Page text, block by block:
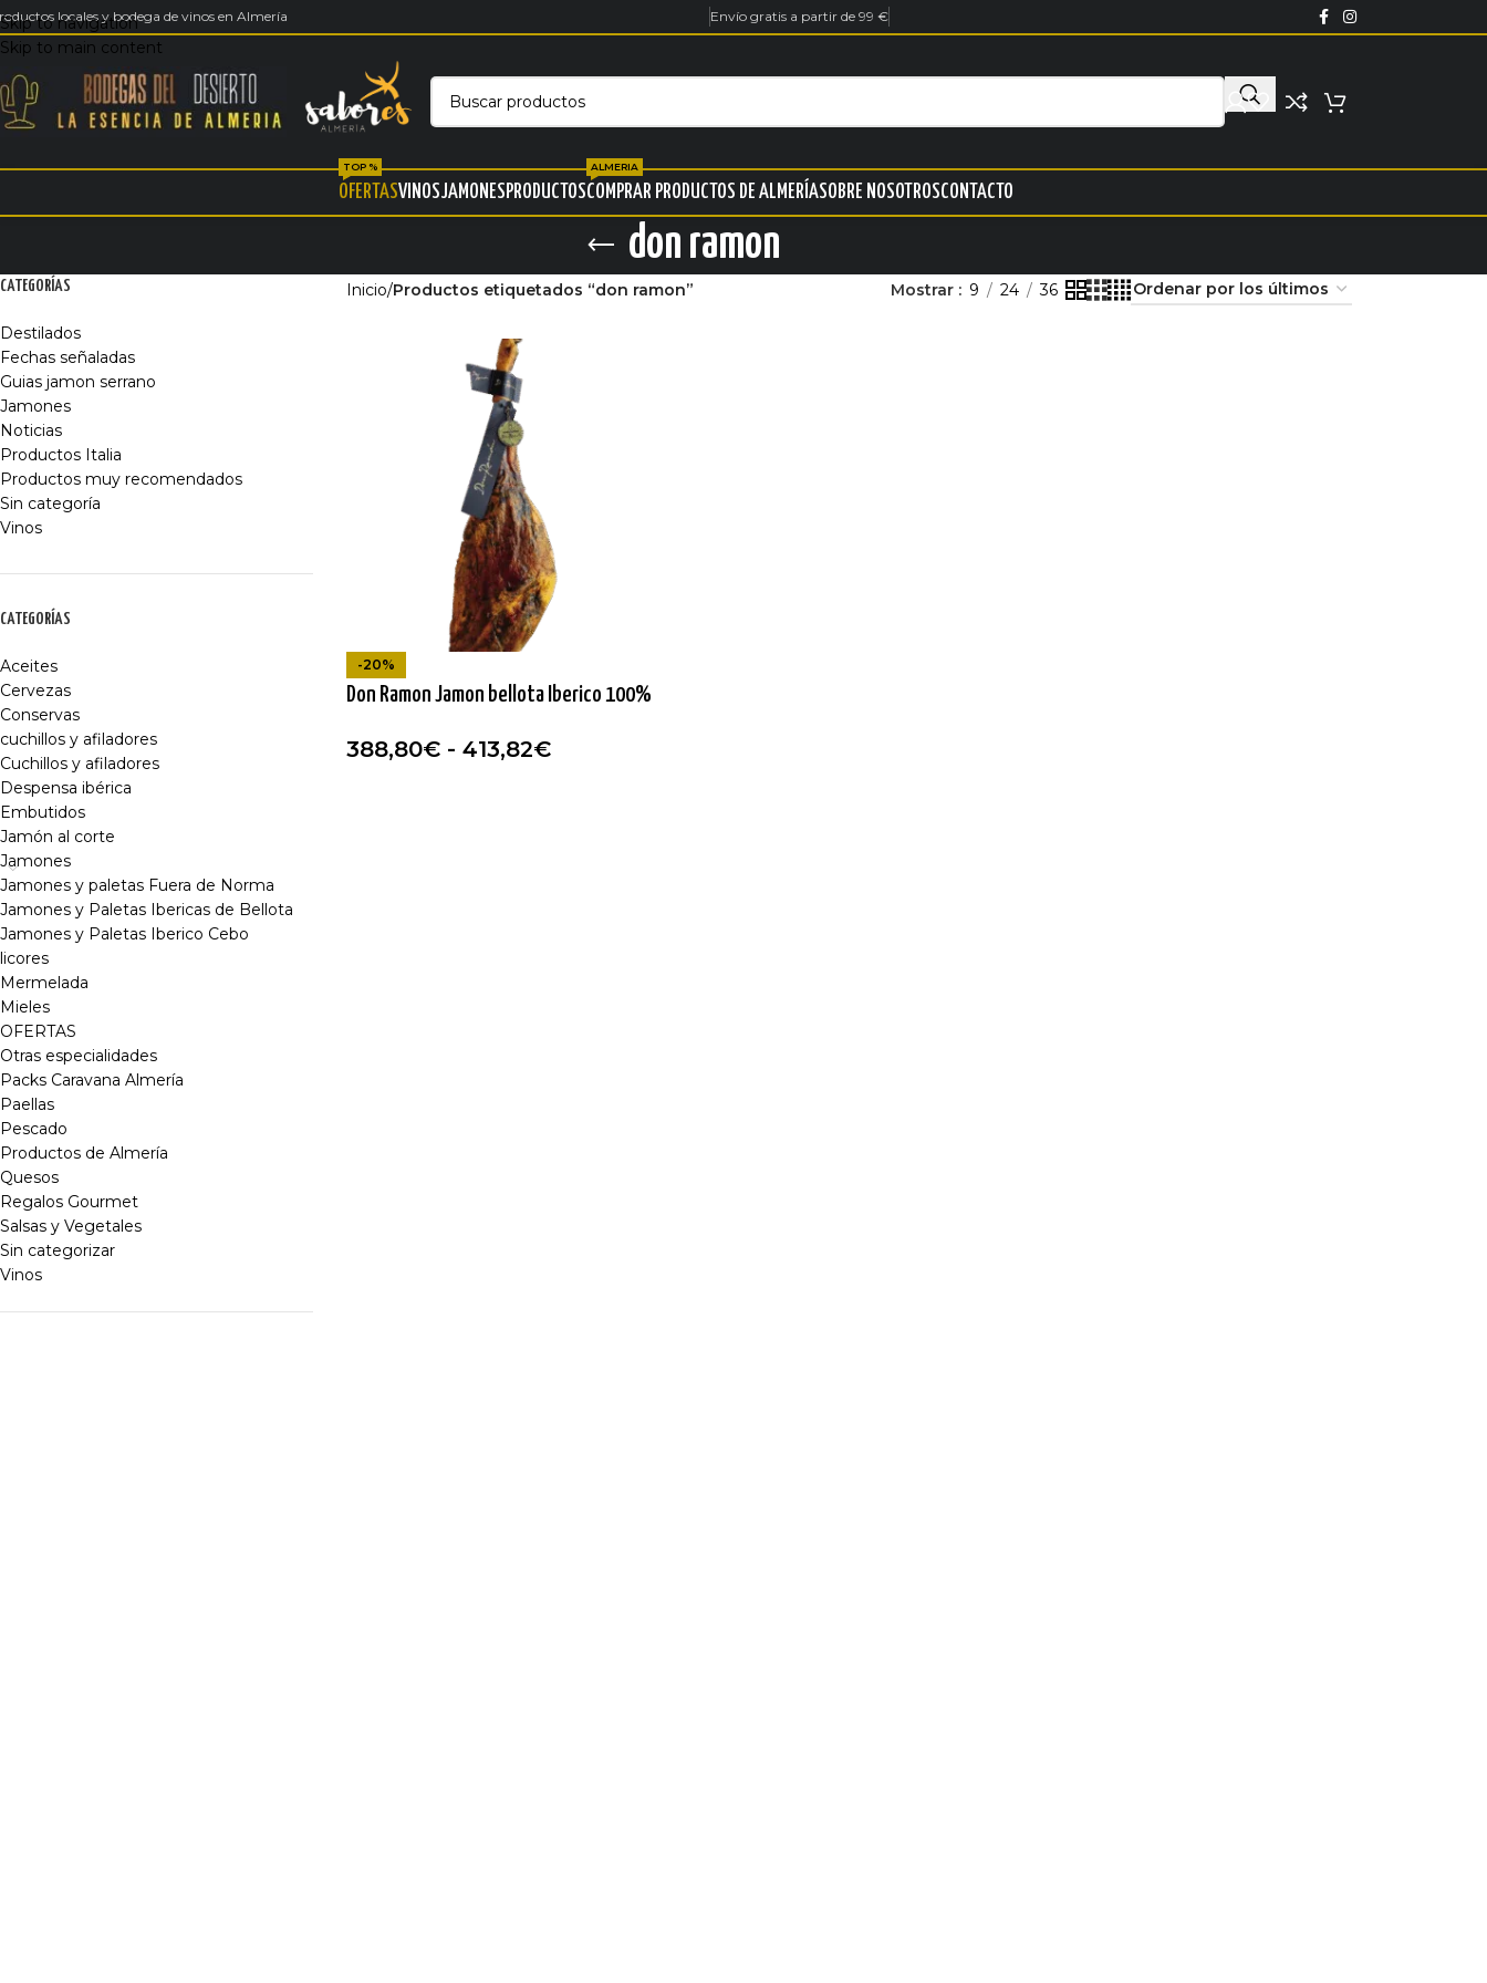
Skip to navigation
Skip to main content
locales y bodega de vinos en Almería Envío gratis a partir de 99 €
OFERTAS
TOP %
VINOSJAMONES PRODUCTOSCOMPRAR PRODUCTOS DE ALMERÍA
ALMERIA
SOBRE NOSOTROSCONTACTO
don ramon
CATEGORÍAS
Destilados
Fechas señaladas
Guias jamon serrano
Jamones
Noticias
Productos Italia
Productos muy recomendados
Sin categoría
Vinos
CATEGORÍAS
Aceites
Cervezas
Conservas
cuchillos y afiladores
Cuchillos y afiladores
Despensa ibérica
Embutidos
Jamón al corte
Jamones
Jamones y paletas Fuera de Norma
Jamones y Paletas Ibericas de Bellota
Jamones y Paletas Iberico Cebo
licores
Mermelada
Mieles
OFERTAS
Otras especialidades
Packs Caravana Almería
Paellas
Pescado
Productos de Almería
Quesos
Regalos Gourmet
Salsas y Vegetales
Sin categorizar
Vinos
Inicio/Productos etiquetados “don ramon” Mostrar 9 24 36
-20%
Don Ramon Jamon bellota Iberico 100%
388,80€ - 413,82€